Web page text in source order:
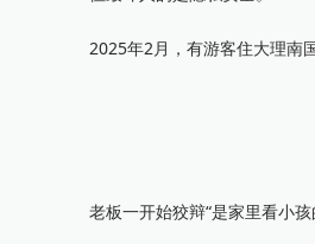
2025年2月，有游客住大理南国
老板一开始狡辩“是家里看小孩